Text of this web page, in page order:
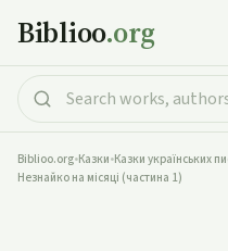
Biblioo.org
Biblioo.org•Казки•Казки українських
Незнайко на місяці (частина 1)